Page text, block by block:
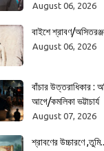
August 06, 2026
বাইশে শ্রাবণ/
August 06, 2026
বাঁচার উত্তরাধিকার :
আগে/কমলিকা ভট্টাচার্য
August 07, 2026
শ্রাবণের উচ্চারণে